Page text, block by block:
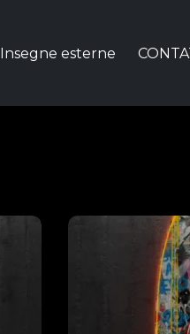
Insegne esterne